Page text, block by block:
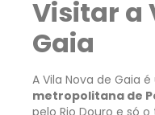
Visitar a
Gaia
A Vila Nova de Gaia
metropolitana de
pelo Rio Douro e só